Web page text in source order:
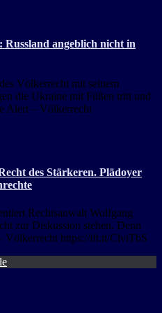
angeblich nicht in
Völkerrecht mit seinem
die Ukraine mit Füßen tritt und
Alert – Völkerrecht
des Stärkeren. Plädoyer
Rechtsanwalt Wolfgang
zur Diskussion stehen. Denn
https://ift.tt/ClviTbS